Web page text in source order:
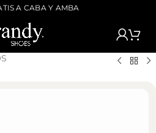
A CABA Y AMBA